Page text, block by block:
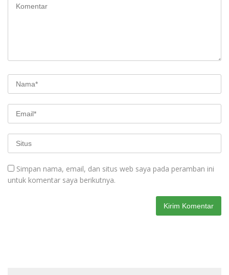
Simpan nama, email, dan situs web saya pada peramban ini
untuk komentar saya berikutnya.